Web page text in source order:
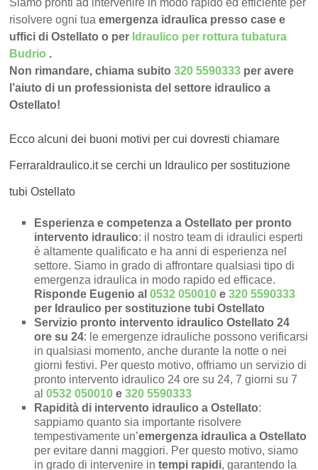
Siamo pronti ad intervenire in modo rapido ed efficiente per
risolvere ogni tuaemergenza idraulica presso case e
uffici di Ostellato o per Idraulico per rottura tubatura
Budrio .
Non rimandare, chiama subito320 5590333 per avere
l’aiuto di un professionista del settore idraulico a
Ostellato!
Ecco alcuni dei buoni motivi per cui dovresti chiamare
FerraraIdraulico.it se cerchi un Idraulico per sostituzione
tubi Ostellato
Esperienza e competenza a Ostellato per pronto
intervento idraulico: il nostro team di idraulici esperti
è altamente qualificato e ha anni di esperienza nel
settore. Siamo in grado di affrontare qualsiasi tipo di
emergenza idraulica in modo rapido ed efficace.
Risponde Eugenio al0532 050010 e320 5590333
per Idraulico per sostituzione tubi Ostellato
Servizio pronto intervento idraulico Ostellato 24
ore su 24: le emergenze idrauliche possono verificarsi
in qualsiasi momento, anche durante la notte o nei
giorni festivi. Per questo motivo, offriamo un servizio di
pronto intervento idraulico 24 ore su 24, 7 giorni su 7
al0532 050010 e320 5590333
Rapidità di intervento idraulico a Ostellato:
sappiamo quanto sia importante risolvere
tempestivamente un’emergenza idraulica a Ostellato
per evitare danni maggiori. Per questo motivo, siamo
in grado di intervenire intempi rapidi, garantendo la